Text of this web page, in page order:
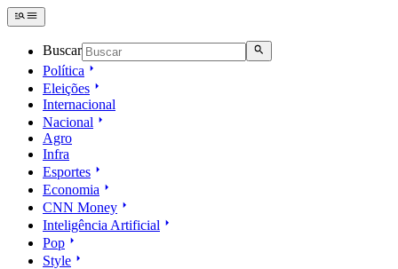
Buscar
Política
Eleições
Internacional
Nacional
Agro
Infra
Esportes
Economia
CNN Money
Inteligência Artificial
Pop
Style